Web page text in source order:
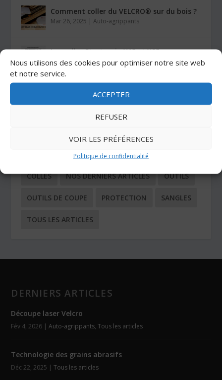
Nous utilisons des cookies pour optimiser notre site web
et notre service.
ACCEPTER
REFUSER
VOIR LES PRÉFÉRENCES
Politique de confidentialité
Comment coller du VELCRO® sur du bois ?
Mar 26, 2025 |Auto-agrippants
Les colles Stratogrip X15 et X25
Jan 27, 2025|Colles
BUTÉES ADHÉSIVES COIN TECHNIQUE
COLLES NOS DERNIERS ARTICLES OUTILS
OUTILS DE COUPE PROTECTION SANGLES
TOUS LES ARTICLES
DERNIERS ARTICLES
Découpe laser Velcro
Fév 4, 2026 |Auto-agrippants,Tous les articles
Technologie des grains abrasifs
Déc 22, 2025 |Tous les articles